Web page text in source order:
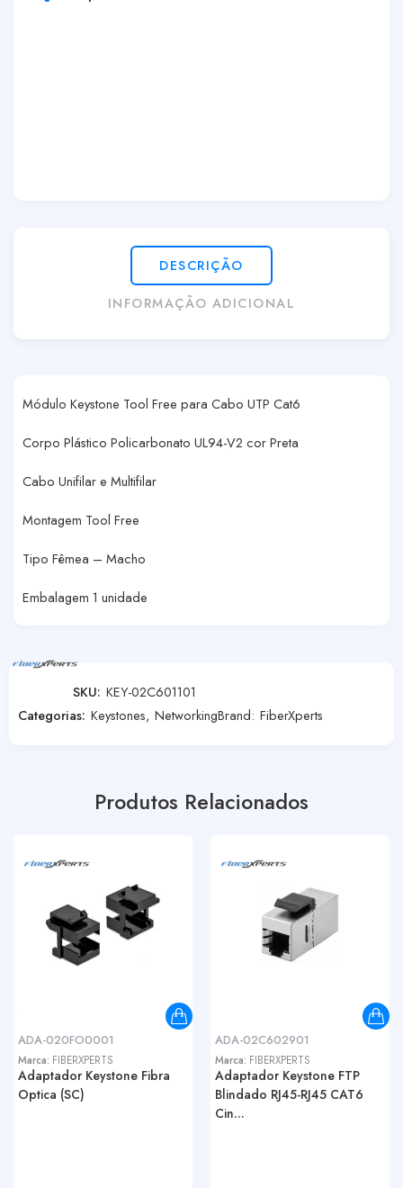
DESCRIÇÃO
INFORMAÇÃO ADICIONAL
Módulo Keystone Tool Free para Cabo UTP Cat6
Corpo Plástico Policarbonato UL94-V2 cor Preta
Cabo Unifilar e Multifilar
Montagem Tool Free
Tipo Fêmea – Macho
Embalagem 1 unidade
SKU: KEY-02C601101
Categorias: Keystones, NetworkingBrand: FiberXperts
Produtos Relacionados
ADA-020FO0001
Marca: FIBERXPERTS
Adaptador Keystone Fibra
Optica (SC)
ADA-02C602901
Marca: FIBERXPERTS
Adaptador Keystone FTP
Blindado RJ45-RJ45 CAT6
Cin...